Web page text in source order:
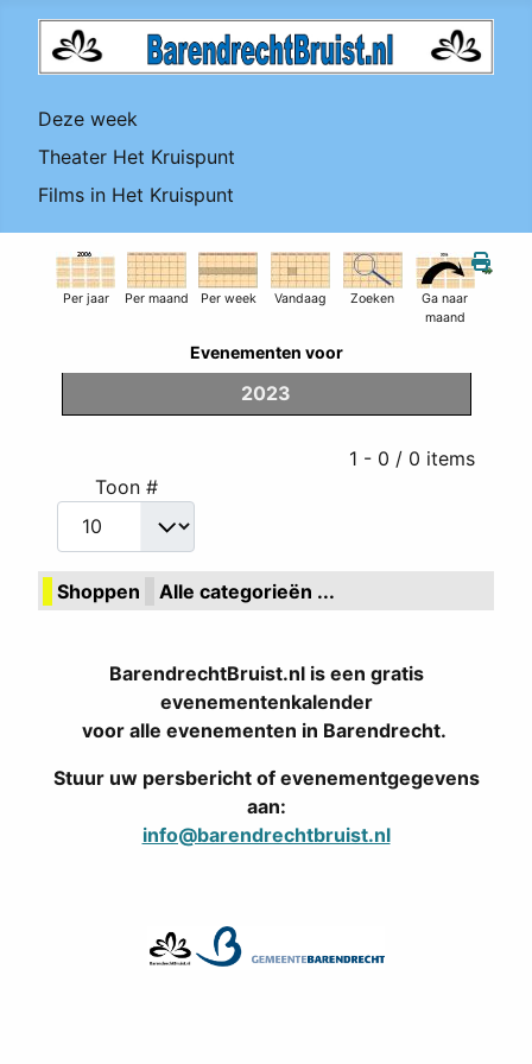
Deze week
Theater Het Kruispunt
Films in Het Kruispunt
Per jaar Per maand Per week Vandaag Zoeken
Ga naar
maand
Evenementen voor
2023
Pagination List Limit
1 - 0 / 0 items
Toon #
Shoppen Alle categorieën ...
BarendrechtBruist.nl is een gratis
evenementenkalender
voor alle evenementen in Barendrecht.
Stuur uw persbericht of evenementgegevens
aan:
info@barendrechtbruist.nl